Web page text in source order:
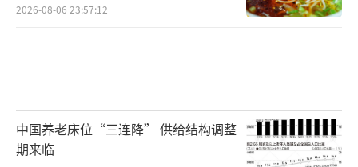
2026-08-06 23:57:12
中国养老床位“三连降” 供给结构调整
期来临